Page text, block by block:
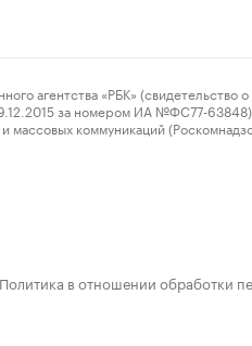
«РБК» (свидетельство о
за номером ИА №ФС77-63848)
коммуникаций
Политика в отношении обработки